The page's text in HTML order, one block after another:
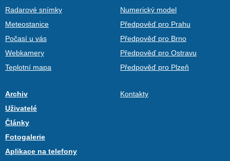
Radarové snímky
Meteostanice
Počasí u vás
Webkamery
Teplotní mapa
Numerický model
Předpověď pro Prahu
Předpověď pro Brno
Předpověď pro Ostravu
Předpověď pro Plzeň
Archiv
Uživatelé
Články
Fotogalerie
Aplikace na telefony
Kontakty